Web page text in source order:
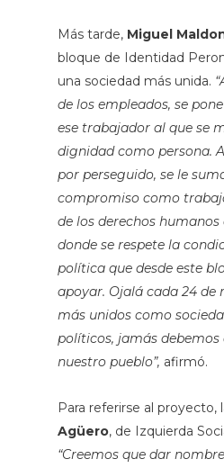
Más tarde, Miguel
bloque de Identidad
una sociedad más unida.
de los empleados, se
ese trabajador al que se
dignidad como persona.
por perseguido, se le
compromiso como
de los derechos
donde se respete la
política que desde este
apoyar. Ojalá cada 24 de
más unidos como
políticos, jamás
nuestro pueblo”, afirmó.
Para referirse al proyecto,
Agüero, de Izquierda
“Creemos que dar